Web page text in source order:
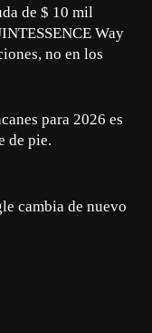
de $ 10 mil
Way
no en los
para 2026 es
de pie.
cambia de nuevo